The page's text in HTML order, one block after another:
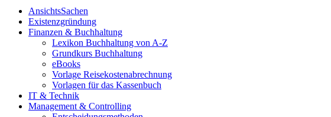
AnsichtsSachen
Existenzgründung
Finanzen & Buchhaltung
Lexikon Buchhaltung von A-Z
Grundkurs Buchhaltung
eBooks
Vorlage Reisekostenabrechnung
Vorlagen für das Kassenbuch
IT & Technik
Management & Controlling